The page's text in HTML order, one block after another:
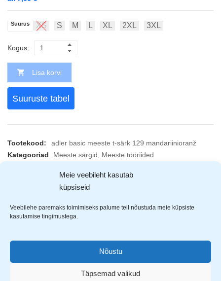
Meie veebileht kasutab
küpsiseid
Veebilehe paremaks toimimiseks palume teil nõustuda meie küpsiste
kasutamise tingimustega.
Nõustu
Täpsemad valikud
Suurus XS S M L XL 2XL 3XL
Kogus:
Lisa korvi
Suuruste tabel
Tootekood:
adler basic meeste t-särk 129 mandariinioranž
Kategooriad
Meeste särgid
Meeste tööriided
Masinpestav 40C juures
Seljas kerge ja mugav 160g/m2
Silikoon viimistlus, mis tagab kanga pehmuse ja püsivuse
Sobib logode trükkimiseks ja tikkimiseks